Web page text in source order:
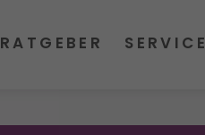
RATGEBER SERVICE